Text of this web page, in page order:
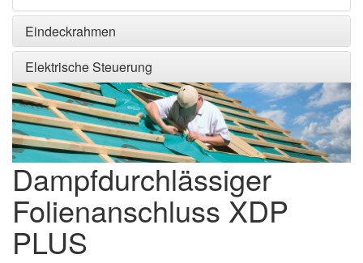
Eindeckrahmen
Elektrische Steuerung
Dampfdurchlässiger
Folienanschluss XDP
PLUS